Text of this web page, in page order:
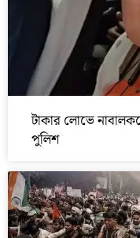
টাকার লোভে
পুলিশ